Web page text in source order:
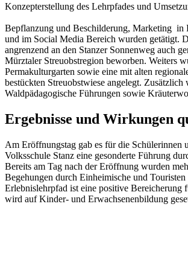
Konzepterstellung des Lehrpfades und
Bepflanzung und Beschilderung, Marketing in
und im Social Media Bereich wurden getätigt.
angrenzend an den Stanzer Sonnenweg auch
Mürztaler Streuobstregion beworben. Weiters
Permakulturgarten sowie eine mit alten
bestückten Streuobstwiese angelegt. Zusätzlich
Waldpädagogische Führungen sowie
Ergebnisse und Wirkungen
Am Eröffnungstag gab es für die Schülerinnen
Volksschule Stanz eine gesonderte Führung
Bereits am Tag nach der Eröffnung wurden
Begehungen durch Einheimische und
Erlebnislehrpfad ist eine positive Bereicherung
wird auf Kinder- und Erwachsenenbildung